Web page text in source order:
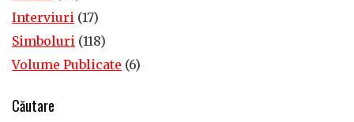
Interviuri (17)
Simboluri (118)
Volume Publicate (6)
Căutare